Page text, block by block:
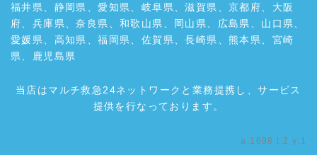
福井県、静岡県、愛知県、岐阜県、滋賀県、京都府、大阪
府、兵庫県、奈良県、和歌山県、岡山県、広島県、山口県、
愛媛県、高知県、福岡県、佐賀県、長崎県、熊本県、宮崎
県、鹿児島県
当店はマルチ救急24ネットワークと業務提携し、サービス
提供を行なっております。
a:1698 t:2 y:1